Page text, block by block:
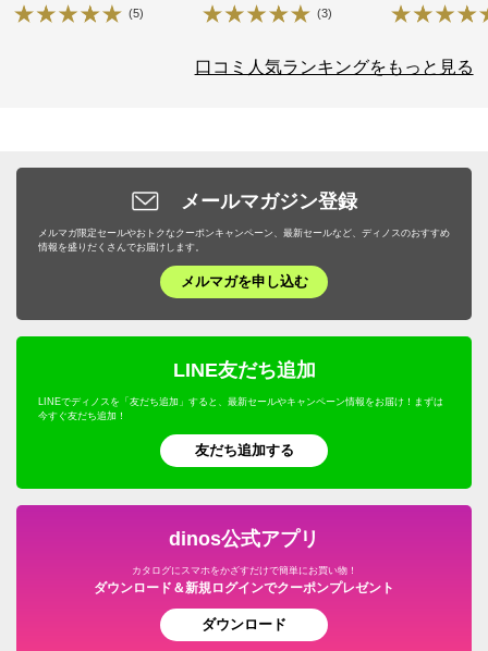
(5) (3)
口コミ人気ランキングをもっと見る
メールマガジン登録
メルマガ限定セールやおトクなクーポンキャンペーン、最新セールなど、ディノスのおすすめ
情報を盛りだくさんでお届けします。
メルマガを申し込む
LINE友だち追加
LINEでディノスを「友だち追加」すると、最新セールやキャンペーン情報をお届け！まずは
今すぐ友だち追加！
友だち追加する
dinos公式アプリ
カタログにスマホをかざすだけで簡単にお買い物！
ダウンロード＆新規ログインでクーポンプレゼント
ダウンロード